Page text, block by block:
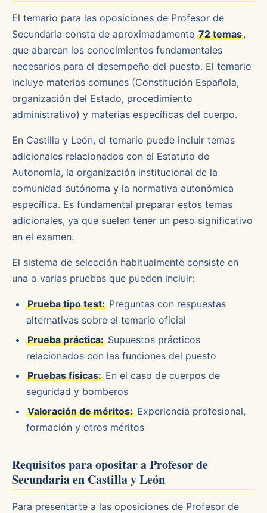
El temario para las oposiciones de Profesor de
Secundaria consta de aproximadamente 72 temas,
que abarcan los conocimientos fundamentales
necesarios para el desempeño del puesto. El temario
incluye materias comunes (Constitución Española,
organización del Estado, procedimiento
administrativo) y materias específicas del cuerpo.
En Castilla y León, el temario puede incluir temas
adicionales relacionados con el Estatuto de
Autonomía, la organización institucional de la
comunidad autónoma y la normativa autonómica
específica. Es fundamental preparar estos temas
adicionales, ya que suelen tener un peso significativo
en el examen.
El sistema de selección habitualmente consiste en
una o varias pruebas que pueden incluir:
Prueba tipo test: Preguntas con respuestas
alternativas sobre el temario oficial
Prueba práctica: Supuestos prácticos
relacionados con las funciones del puesto
Pruebas físicas: En el caso de cuerpos de
seguridad y bomberos
Valoración de méritos: Experiencia profesional,
formación y otros méritos
Requisitos para opositar a Profesor de
Secundaria en Castilla y León
Para presentarte a las oposiciones de Profesor de